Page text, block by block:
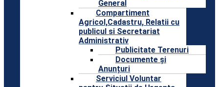
General
Compartiment
Agricol,Cadastru, Relatii cu
publicul si Secretariat
Administrativ
Publicitate Terenuri
Documente și
Anunțuri
Serviciul Voluntar